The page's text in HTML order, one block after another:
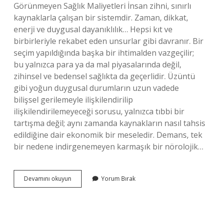
Görünmeyen Sağlık Maliyetleri İnsan zihni, sınırlı
kaynaklarla çalışan bir sistemdir. Zaman, dikkat,
enerji ve duygusal dayanıklılık… Hepsi kıt ve
birbirleriyle rekabet eden unsurlar gibi davranır. Bir
seçim yapıldığında başka bir ihtimalden vazgeçilir;
bu yalnızca para ya da mal piyasalarında değil,
zihinsel ve bedensel sağlıkta da geçerlidir. Üzüntü
gibi yoğun duygusal durumların uzun vadede
bilişsel gerilemeyle ilişkilendirilip
ilişkilendirilemeyeceği sorusu, yalnızca tıbbi bir
tartışma değil; aynı zamanda kaynakların nasıl tahsis
edildiğine dair ekonomik bir meseledir. Demans, tek
bir nedene indirgenemeyen karmaşık bir nörolojik…
Devamını okuyun Demans
ve
Yorum Bırak